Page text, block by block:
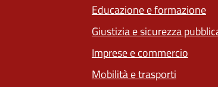
Educazione e formazione
Giustizia e sicurezza
Imprese e commercio
Mobilità e trasporti